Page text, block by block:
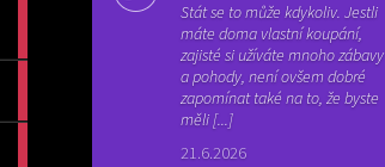
Stát se to může kdykoliv. Jestli
máte doma vlastní koupání,
zajisté si užíváte mnoho zábavy
a pohody, není ovšem dobré
zapomínat také na to, že byste
měli [...]
21.6.2026